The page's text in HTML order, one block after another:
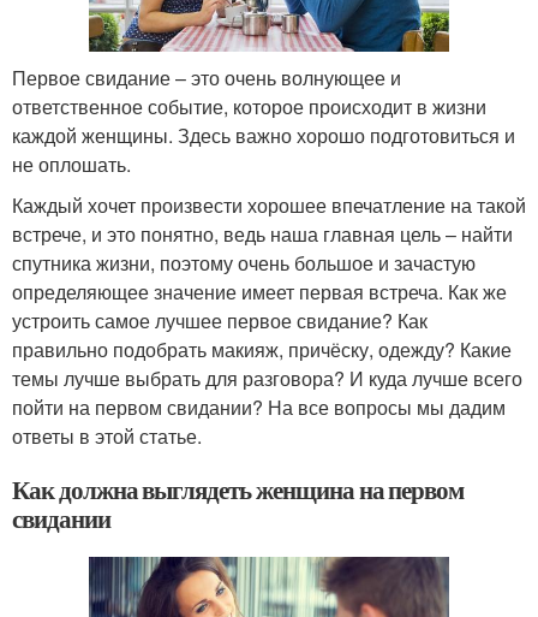
Первое свидание – это очень волнующее и
ответственное событие, которое происходит в жизни
каждой женщины. Здесь важно хорошо подготовиться и
не оплошать.
Каждый хочет произвести хорошее впечатление на такой
встрече, и это понятно, ведь наша главная цель – найти
спутника жизни, поэтому очень большое и зачастую
определяющее значение имеет первая встреча. Как же
устроить самое лучшее первое свидание? Как
правильно подобрать макияж, причёску, одежду? Какие
темы лучше выбрать для разговора? И куда лучше всего
пойти на первом свидании? На все вопросы мы дадим
ответы в этой статье.
Как должна выглядеть женщина на первом
свидании